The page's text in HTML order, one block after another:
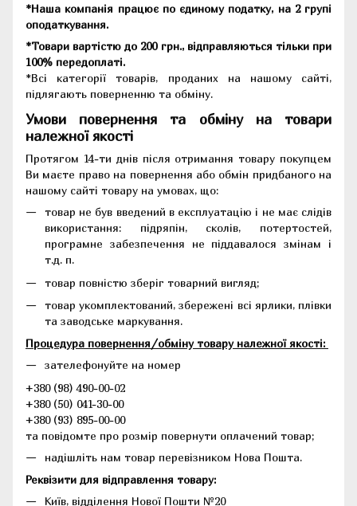
*Наша компанія працює по єдиному податку, на 2 групі
оподаткування.
*Товари вартістю до 200 грн., відправляються тільки при
100% передоплаті.
*Всі категорії товарів, проданих на нашому сайті,
підлягають поверненню та обміну.
Умови повернення та обміну на товари
належної якості
Протягом 14-ти днів після отримання товару покупцем
Ви маєте право на повернення або обмін придбаного на
нашому сайті товару на умовах, що:
товар не був введений в експлуатацію і не має слідів
використання: підряпін, сколів, потертостей,
програмне забезпечення не піддавалося змінам і
т.д. п.
товар повністю зберіг товарний вигляд;
товар укомплектований, збережені всі ярлики, плівки
та заводське маркування.
Процедура повернення/обміну товару належної якості:
зателефонуйте на номер
+380 (98) 490-00-02
+380 (50) 041-30-00
+380 (93) 895-00-00
та повідомте про розмір повернути оплачений товар;
надішліть нам товар перевізником Нова Пошта.
Реквізити для відправлення товару:
Київ, відділення Нової Пошти №20